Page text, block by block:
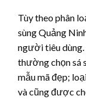
Tùy theo phân
sùng Quảng
người tiêu
thường chọn sá
mẫu mã đẹp;
và cũng được